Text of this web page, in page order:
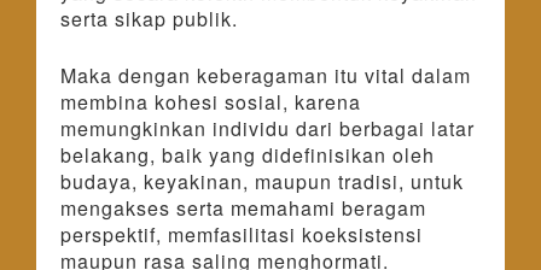
serta sikap publik.
Maka dengan keberagaman itu vital dalam
membina kohesi sosial, karena
memungkinkan individu dari berbagai latar
belakang, baik yang didefinisikan oleh
budaya, keyakinan, maupun tradisi, untuk
mengakses serta memahami beragam
perspektif, memfasilitasi koeksistensi
maupun rasa saling menghormati.